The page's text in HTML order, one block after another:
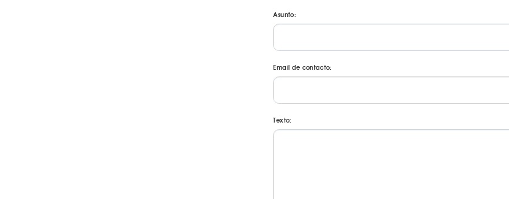
Asunto:
Email de contacto:
Texto: